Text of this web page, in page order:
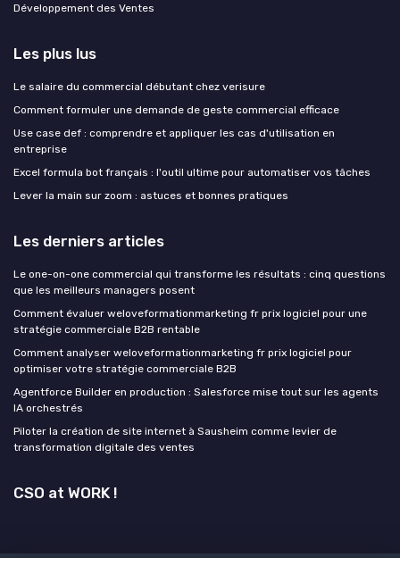
Développement des Ventes
Les plus lus
Le salaire du commercial débutant chez verisure
Comment formuler une demande de geste commercial efficace
Use case def : comprendre et appliquer les cas d'utilisation en
entreprise
Excel formula bot français : l'outil ultime pour automatiser vos tâches
Lever la main sur zoom : astuces et bonnes pratiques
Les derniers articles
Le one-on-one commercial qui transforme les résultats : cinq questions
que les meilleurs managers posent
Comment évaluer weloveformationmarketing fr prix logiciel pour une
stratégie commerciale B2B rentable
Comment analyser weloveformationmarketing fr prix logiciel pour
optimiser votre stratégie commerciale B2B
Agentforce Builder en production : Salesforce mise tout sur les agents
IA orchestrés
Piloter la création de site internet à Sausheim comme levier de
transformation digitale des ventes
CSO at WORK !